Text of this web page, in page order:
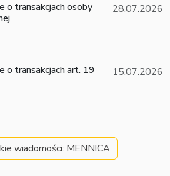
o transakcjach osoby
28.07.2026
o transakcjach art. 19
15.07.2026
wiadomości: MENNICA